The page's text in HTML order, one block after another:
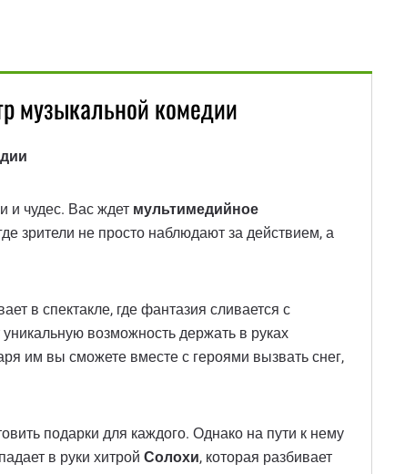
музыкальной комедии
и чудес. Вас ждет мультимедийное
зрители не просто наблюдают за действием, а
в спектакле, где фантазия сливается с
возможность держать в руках
им вы сможете вместе с героями вызвать снег,
подарки для каждого. Однако на пути к нему
в руки хитрой Солохи, которая разбивает